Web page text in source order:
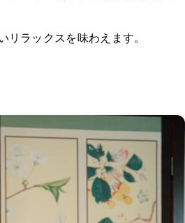
リラックスを味わえます。